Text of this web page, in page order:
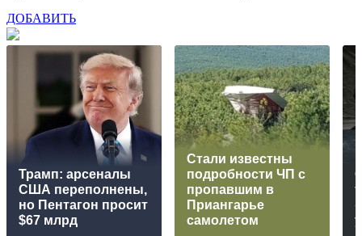
ДОБАВИТЬ
Трамп: арсеналы
США переполнены,
но Пентагон просит
$67 млрд
Стали известны
подробности ЧП с
пропавшим в
Приангарье
самолетом